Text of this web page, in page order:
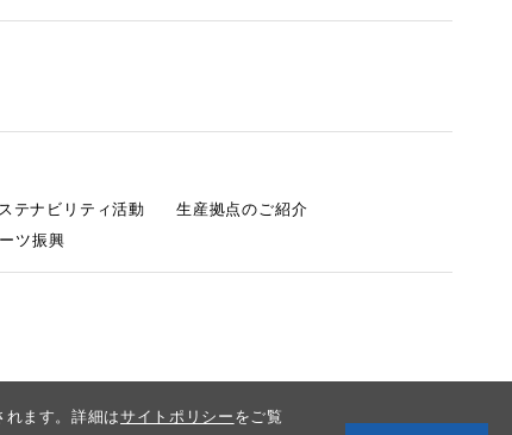
れます。詳細はサイトポリシー をご覧
テナビリティ活動
生産拠点のご紹介
ツ振興